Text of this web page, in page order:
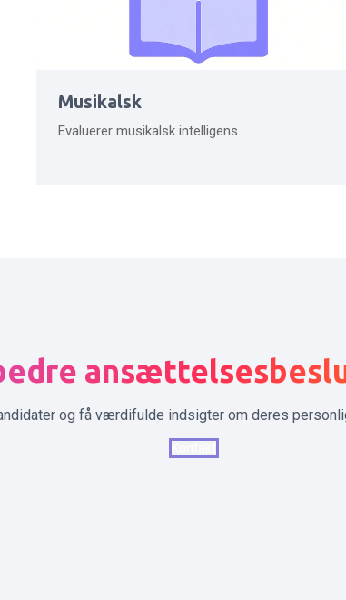
Musikalsk
Evaluerer musikalsk intelligens.
og få værdifulde indsigter om deres